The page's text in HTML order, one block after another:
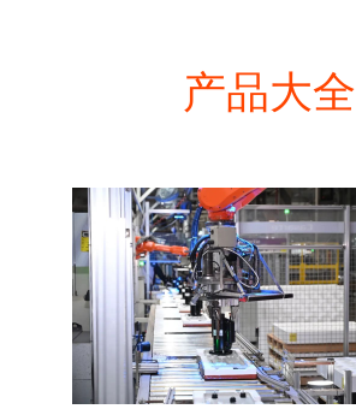
产品大全